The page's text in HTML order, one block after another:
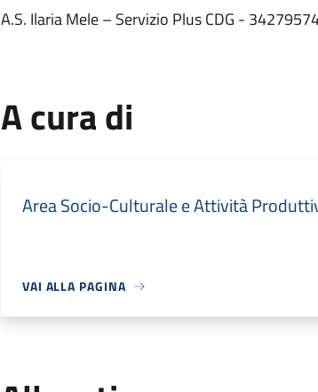
A.S. Ilaria Mele – Servizio Plus CDG -
A cura di
Area Socio-Culturale e Attività
VAI ALLA PAGINA